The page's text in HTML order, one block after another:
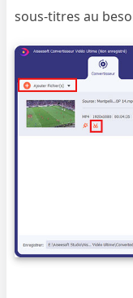
sous-titres au